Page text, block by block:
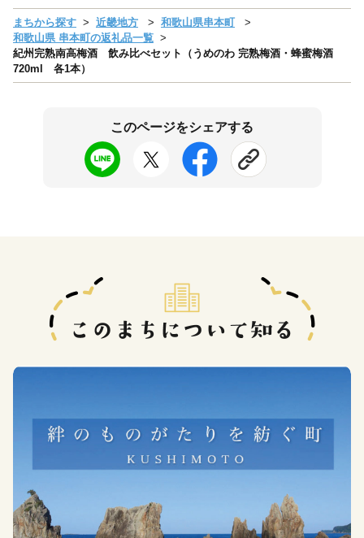
まちから探す 近畿地方
和歌山県串本町
和歌山県 串本町の返礼品一覧
紀州完熟南高梅酒 飲み比べセット（うめのわ 完熟梅酒・蜂蜜梅酒
720ml 各1本）
このページをシェアする